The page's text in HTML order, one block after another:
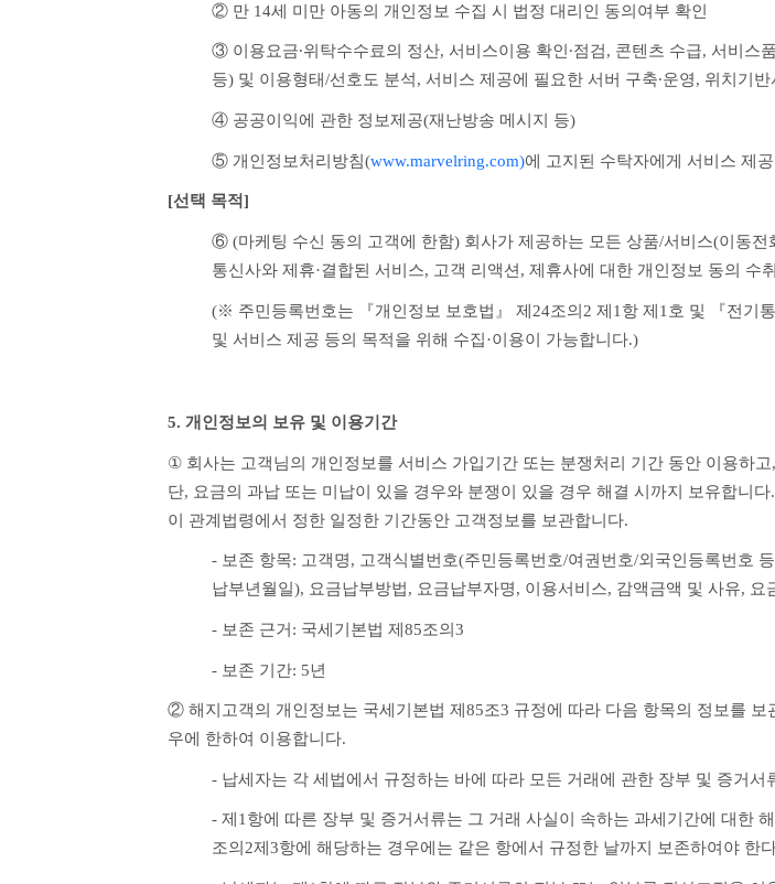
② 만 14세 미만 아동의 개인정보 수집 시 법정 대리인 동의여부 확인
③ 이용요금∙위탁수수료의 정산, 서비스이용 확인∙점검, 콘텐츠 수급, 서비
등) 및 이용형태/선호도 분석, 서비스 제공에 필요한 서버 구축∙운영, 위치기
④ 공공이익에 관한 정보제공(재난방송 메시지 등)
⑤ 개인정보처리방침(www.marvelring.com)에 고지된 수탁자에게 서비스 제
[선택 목적]
⑥ (마케팅 수신 동의 고객에 한함) 회사가 제공하는 모든 상품/서비스(이동
통신사와 제휴·결합된 서비스, 고객 리액션, 제휴사에 대한 개인정보 동의
(※ 주민등록번호는 『개인정보 보호법』 제24조의2 제1항 제1호 및 『전기
및 서비스 제공 등의 목적을 위해 수집·이용이 가능합니다.)
5. 개인정보의 보유 및 이용기간
① 회사는 고객님의 개인정보를 서비스 가입기간 또는 분쟁처리 기간 동안 이용하
단, 요금의 과납 또는 미납이 있을 경우와 분쟁이 있을 경우 해결 시까지 보유합니
이 관계법령에서 정한 일정한 기간동안 고객정보를 보관합니다.
- 보존 항목: 고객명, 고객식별번호(주민등록번호/여권번호/외국인등록번호
납부년월일), 요금납부방법, 요금납부자명, 이용서비스, 감액금액 및 사유, 요
- 보존 근거: 국세기본법 제85조의3
- 보존 기간: 5년
② 해지고객의 개인정보는 국세기본법 제85조3 규정에 따라 다음 항목의 정보를
우에 한하여 이용합니다.
- 납세자는 각 세법에서 규정하는 바에 따라 모든 거래에 관한 장부 및 증거
- 제1항에 따른 장부 및 증거서류는 그 거래 사실이 속하는 과세기간에 대한
조의2제3항에 해당하는 경우에는 같은 항에서 규정한 날까지 보존하여야 한